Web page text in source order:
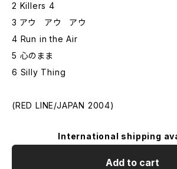
2 Killers 4
3 アウ アウ アウ
4 Run in the Air
5 心のまま
6 Silly Thing
(RED LINE/JAPAN 2004)
International shipping
Add to cart